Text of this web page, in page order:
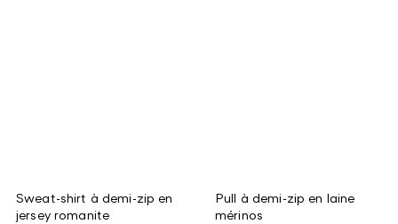
Sweat-shirt à demi-zip en
jersey romanite
Pull à demi-zip en laine
mérinos